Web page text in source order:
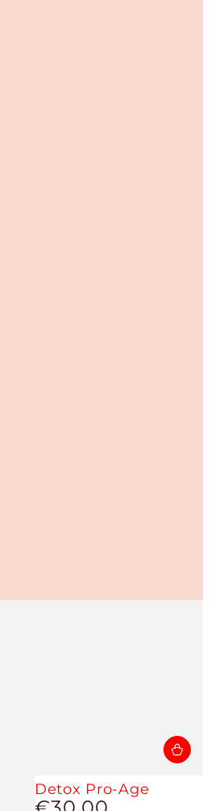
Detox Pro-Age
Prix